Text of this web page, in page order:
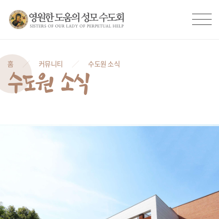
홈 커뮤니티 수도원 소식
수도원 소식